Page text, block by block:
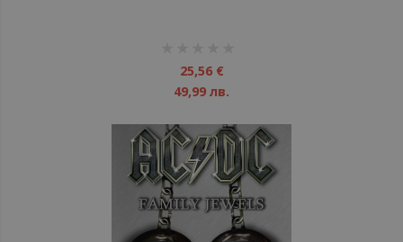
25,56 €
49,99 лв.